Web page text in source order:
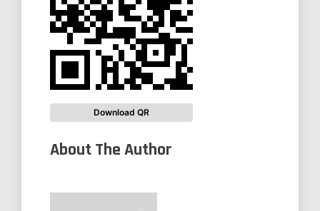
Download QR
About The Author